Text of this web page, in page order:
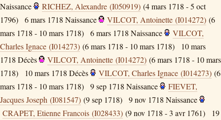
Naissance
RICHEZ, Alexandre (I050919) (4 mars 1718 - 5 oct
1796)
6 mars 1718 Naissance VILCOT, Antoinette (I014272) (6
mars 1718 - 10 mars 1718)
6 mars 1718 Naissance
VILCOT,
Charles Ignace (I014273) (6 mars 1718 - 10 mars 1718)
10 mars
1718 Décès VILCOT, Antoinette (I014272) (6 mars 1718 - 10 mars
1718)
10 mars 1718 Décès VILCOT, Charles Ignace (I014273) (6
mars 1718 - 10 mars 1718)
9 sep 1718 Naissance
FIEVET,
Jacques Joseph (I081547) (9 sep 1718) 9 nov 1718 Naissance
CRAPET, Etienne Francois (I028433) (9 nov 1718 - 3 avr 1761)
19